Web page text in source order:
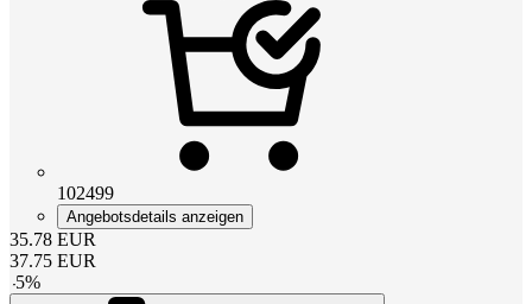
102499
Angebotsdetails anzeigen
35.78 EUR
37.75 EUR
-5%